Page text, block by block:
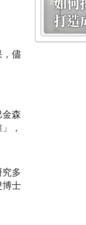
儘
森
，
多
博士